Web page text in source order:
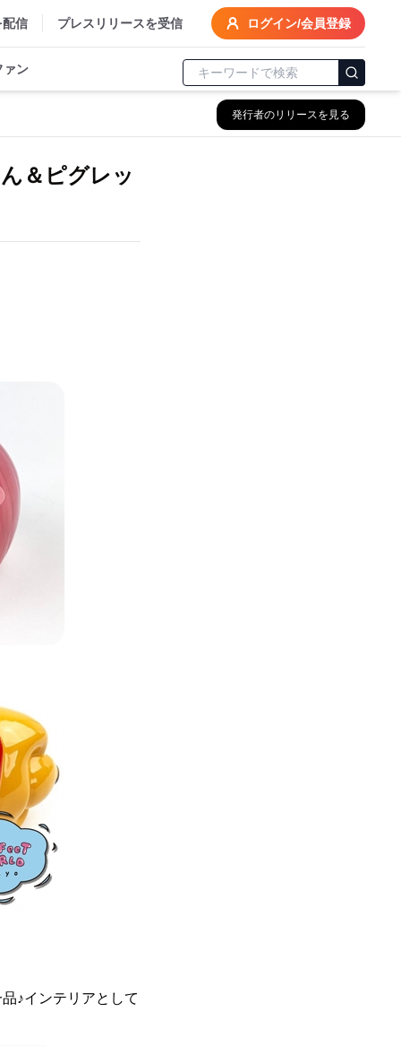
配信 プレスリリースを受信 ログイン/会員登録
ァン
発行者のリリースを見る
＆ピグレッ
♪インテリアとして